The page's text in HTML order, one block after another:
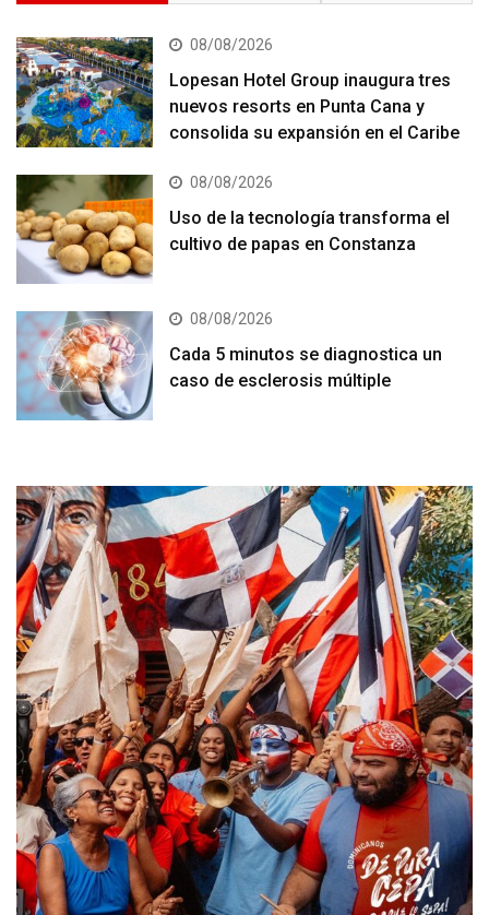
08/08/2026
Lopesan Hotel Group inaugura tres
nuevos resorts en Punta Cana y
consolida su expansión en el Caribe
08/08/2026
Uso de la tecnología transforma el
cultivo de papas en Constanza
08/08/2026
Cada 5 minutos se diagnostica un
caso de esclerosis múltiple